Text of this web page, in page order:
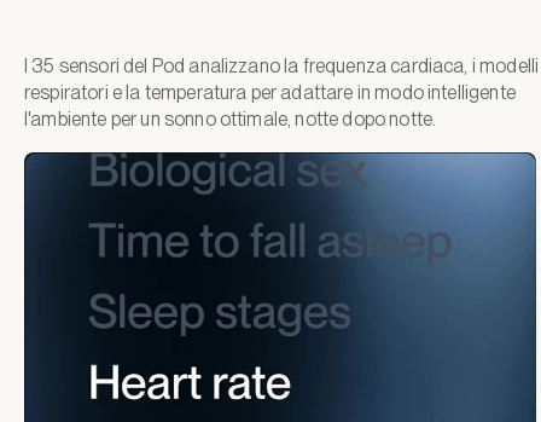
I 35 sensori del Pod analizzano la frequenza cardiaca, i modelli
respiratori e la temperatura per adattare in modo intelligente
l'ambiente per un sonno ottimale, notte dopo notte.